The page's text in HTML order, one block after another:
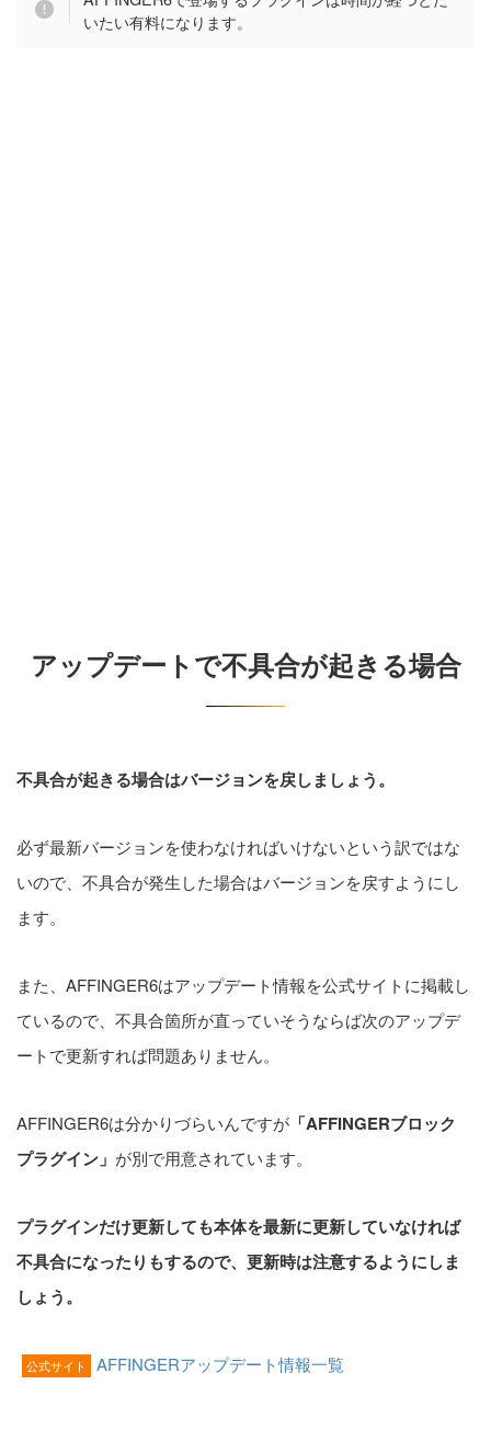
いたい有料になります。
アップデートで不具合が起きる場合
不具合が起きる場合はバージョンを戻しましょう。
必ず最新バージョンを使わなければいけないという訳ではな
いので、不具合が発生した場合はバージョンを戻すようにし
ます。
また、AFFINGER6はアップデート情報を公式サイトに掲載し
ているので、不具合箇所が直っていそうならば次のアップデ
ートで更新すれば問題ありません。
AFFINGER6は分かりづらいんですが 「AFFINGERブロック
プラグイン」 が別で用意されています。
プラグインだけ更新しても本体を最新に更新していなければ
不具合になったりもするので、更新時は注意するようにしま
しょう。
公式サイト AFFINGERアップデート情報一覧